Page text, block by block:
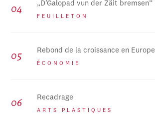
„D’Galopad vun der Zäit bremsen“
FEUILLETON
Rebond de la croissance en Europe
ÉCONOMIE
Recadrage
ARTS PLASTIQUES